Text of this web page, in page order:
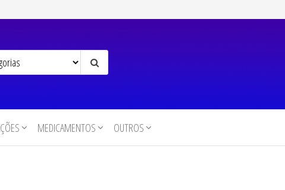
MEDICAMENTOS OUTROS